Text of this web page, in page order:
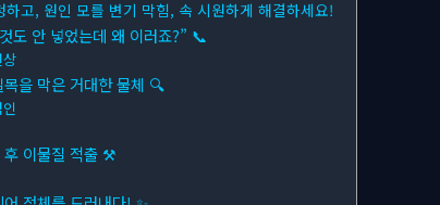
고, 원인 모를 변기 막힘, 속 시원하게 해결하세요!
도 안 넣었는데 왜 이러죠?” 📞
을 막은 거대한 물체 🔍
후 이물질 적출 ⚒